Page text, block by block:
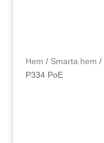
Hem / Smarta hem /
P334 PoE